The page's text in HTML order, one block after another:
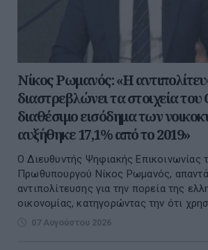
Νίκος Ρωμανός: «Η
διαστρεβλώνει τα στοιχεία
διαθέσιμο εισόδημα των
αυξήθηκε 17,1% από το 2019»
Ο Διευθυντής Ψηφιακής Επικοινωνίας
Πρωθυπουργού Νίκος Ρωμανός, απαντά
αντιπολίτευσης για την πορεία της
οικονομίας, κατηγορώντας την ότι
07 Αυγούστου 2026